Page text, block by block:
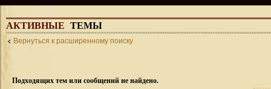
АКТИВНЫЕ ТЕМЫ
Вернуться к расширенному поиску
Подходящих тем или сообщений не найдено.